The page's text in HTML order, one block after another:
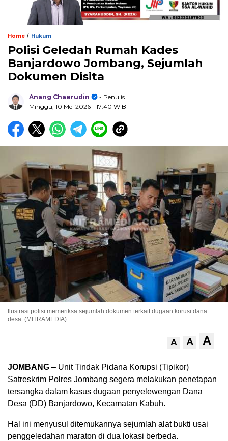
Home / Hukum
Polisi Geledah Rumah Kades
Banjardowo Jombang, Sejumlah
Dokumen Disita
Anang Chaerudin
- Penulis
Minggu, 10 Mei 2026 - 17:40 WIB
Ilustrasi polisi memeriksa sejumlah dokumen terkait dugaan korusi dana
desa. (MITRAMEDIA)
A A A
JOMBANG – Unit Tindak Pidana Korupsi (Tipikor)
Satreskrim Polres Jombang segera melakukan penetapan
tersangka dalam kasus dugaan penyelewengan Dana
Desa (DD) Banjardowo, Kecamatan Kabuh.
Hal ini menyusul ditemukannya sejumlah alat bukti usai
penggeledahan maraton di dua lokasi berbeda.